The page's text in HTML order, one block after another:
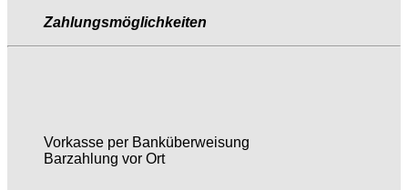
Zahlungsmöglichkeiten
Vorkasse per Banküberweisung
Barzahlung vor Ort